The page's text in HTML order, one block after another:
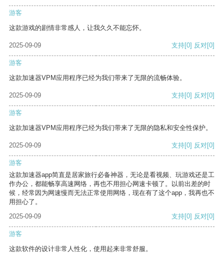
游客
这款游戏的剧情非常感人，让我久久不能忘怀。
2025-09-09 支持[0] 反对[0]
游客
这款加速器VPM应用程序已经为我们带来了无限的流畅体验。
2025-09-09 支持[0] 反对[0]
游客
这款加速器VPM应用程序已经为我们带来了无限的隐私和安全性保护。
2025-09-09 支持[0] 反对[0]
游客
这款加速器app简直是居家旅行必备神器，无论是看视频、玩游戏还是工
作办公，都能畅享高速网络，再也不用担心网速卡顿了。以前出差的时
候，经常因为网速慢而无法正常使用网络，现在有了这个app，我再也不
用担心了。
2025-09-09
支持[0] 反对[0]
游客
这款软件的设计非常人性化，使用起来非常舒服。